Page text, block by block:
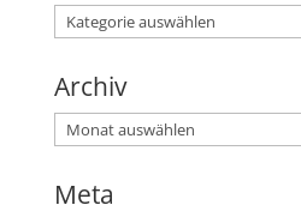
Kategorien
Archiv
Archiv
Meta